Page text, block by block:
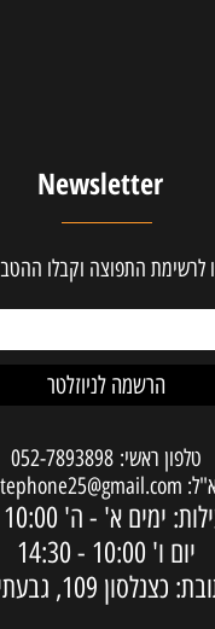
Newsletter
לרשימת התפוצה וקבלו
טלפון ראשי: 052-7893898
ימים א' - ה' 10:00 - 18:30
יום ו' 10:00 - 14:30
כצנלסון 109, גבעתיים